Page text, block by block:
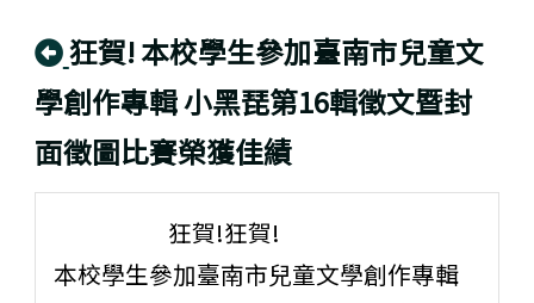
回上頁
狂賀! 本校學生參加臺南市兒童文
學創作專輯 小黑琵第16輯徵文暨封
面徵圖比賽榮獲佳績
狂賀!狂賀!
本校學生參加臺南市兒童文學創作專輯